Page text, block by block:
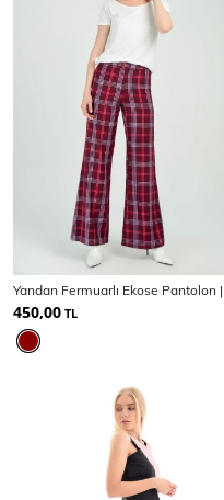
450,00 TL